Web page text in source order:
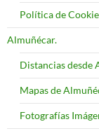
Política de
Almuñécar.
Distancias desde
Mapas de
Fotografías